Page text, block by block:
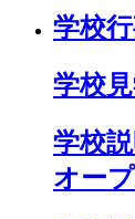
学校
学校
学校
オー